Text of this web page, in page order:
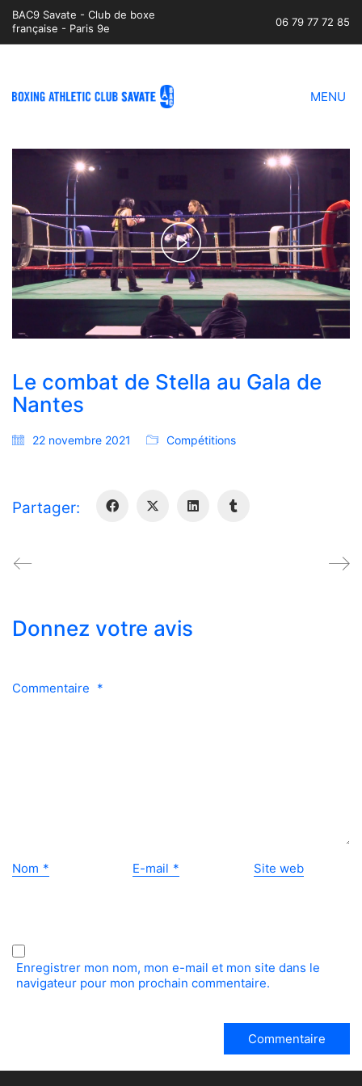
BAC9 Savate - Club de boxe
française - Paris 9e
06 79 77 72 85
MENU
Play
Video
Le combat de Stella au Gala de
Nantes
22 novembre 2021 Compétitions
Partager:
Donnez votre avis
Commentaire *
Nom * E-mail * Site web
Enregistrer mon nom, mon e-mail et mon site dans le
navigateur pour mon prochain commentaire.